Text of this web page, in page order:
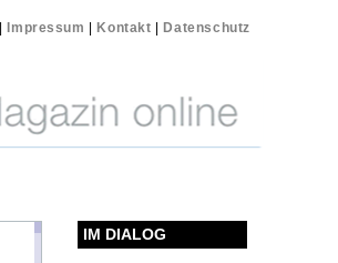
Impressum Kontakt Datenschutz
IM DIALOG